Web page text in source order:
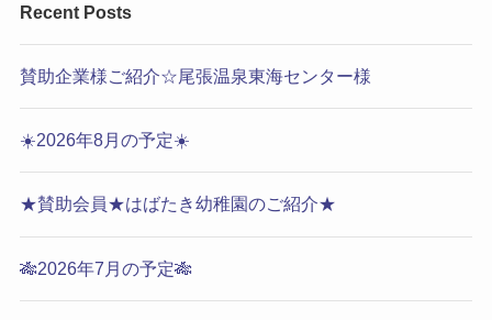
Recent Posts
賛助企業様ご紹介☆尾張温泉東海センター様
☀️2026年8月の予定☀️
★賛助会員★はばたき幼稚園のご紹介★
🎋2026年7月の予定🎋